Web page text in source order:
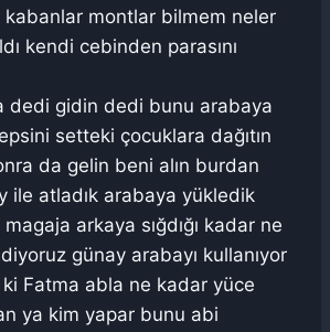
montlar bilmem neler
kendi cebinden parasını
dedi gidin dedi bunu arabaya
setteki çocuklara dağıtın
da gelin beni alın burdan
ile atladık arabaya yükledik
arkaya sığdığı kadar ne
günay arabayı kullanıyor
Fatma abla ne kadar yüce
ya kim yapar bunu abi